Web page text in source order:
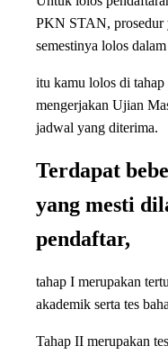
PKN STAN, prosedur
semestinya lolos
itu kamu lolos di
mengerjakan Ujian
jadwal yang diterima.
Terdapat
yang mesti
pendaftar,
tahap I merupakan
akademik serta tes
Tahap II merupakan